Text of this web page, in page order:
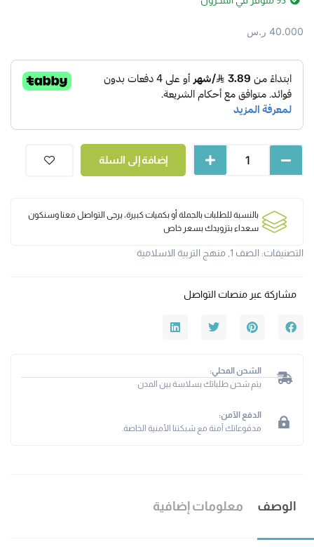
40.000 ر.س
إضافة إلى السلة
بالنسبة للطلبات بالجملة أو بكميات كبيرة، يرجى التواصل معنا وسنكون
سعداء بتزويدك بسعر خاص
التصنيفات: الصف 1 منهج التربية الاسلامية
مشاركة عبر منصات التواصل
الشحن المحلي:
يتم شحن طلباتك بسلاسة بين المدن
الدفع الآمن:
مدفوعاتك آمنة مع شبكتنا الأمنية الخاصة.
الوصف معلومات إضافية